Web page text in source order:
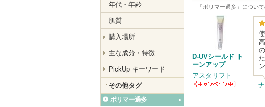
「ポリマー過多 」につい
D-UVシールド ト
ーンアップ
アスタリフト
年代・年齢
肌質
購入場所
主な成分・特徴
PickUp キーワード
その他タグ
ポリマー過多